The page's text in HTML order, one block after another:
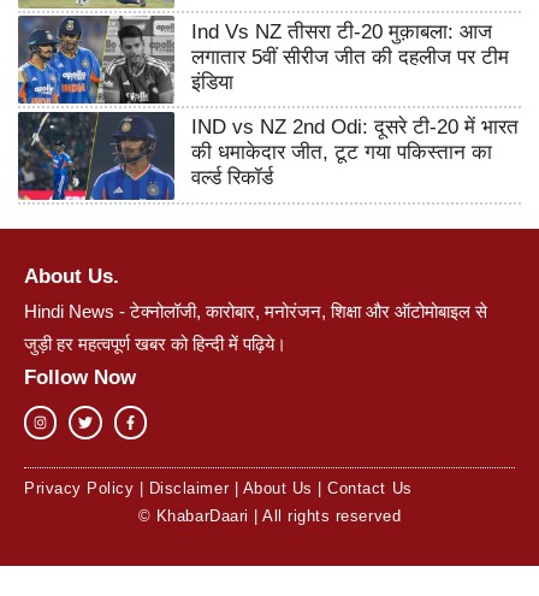
Ind Vs NZ तीसरा टी-20 मुक़ाबला: आज
लगातार 5वीं सीरीज जीत की दहलीज पर टीम
इंडिया
IND vs NZ 2nd Odi: दूसरे टी-20 में भारत
की धमाकेदार जीत, टूट गया पकिस्तान का
वर्ल्ड रिकॉर्ड
About Us.
Hindi News - टेक्नोलॉजी, कारोबार, मनोरंजन, शिक्षा और ऑटोमोबाइल से
जुड़ी हर महत्वपूर्ण खबर को हिन्दी में पढ़िये।
Follow Now
© KhabarDaari | All rights reserved
Privacy Policy | Disclaimer| About Us |Contact Us